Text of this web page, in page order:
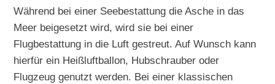
Während bei einer Seebestattung die Asche in das
Meer beigesetzt wird, wird sie bei einer
Flugbestattung in die Luft gestreut. Auf Wunsch kann
hierfür ein Heißluftballon, Hubschrauber oder
Flugzeug genutzt werden. Bei einer klassischen